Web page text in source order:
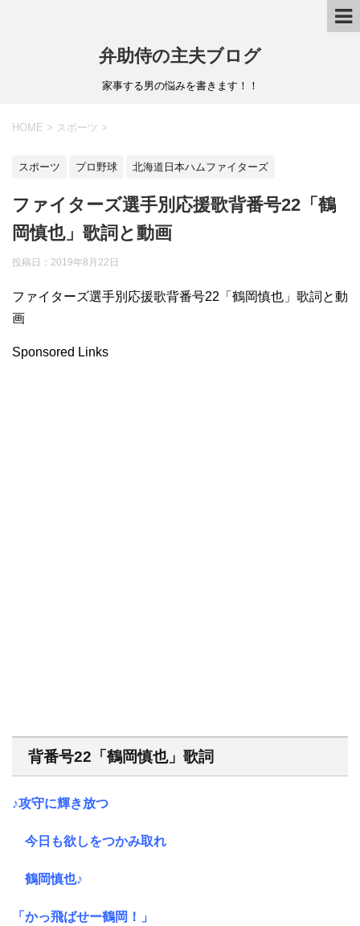
弁助侍の主夫ブログ
家事する男の悩みを書きます！！
HOME > スポーツ >
スポーツ プロ野球 北海道日本ハムファイターズ
ファイターズ選手別応援歌背番号22「鶴
岡慎也」歌詞と動画
投稿日： 2019年8月22日
ファイターズ選手別応援歌背番号22「鶴岡慎也」歌詞と動
画
Sponsored Links
背番号22「鶴岡慎也」歌詞
♪攻守に輝き放つ
今日も欲しをつかみ取れ
鶴岡慎也♪
「かっ飛ばせー鶴岡！」